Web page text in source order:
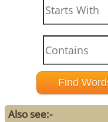
Also see:-